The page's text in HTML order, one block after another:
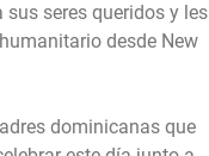
seres queridos y les
desde New
dominicanas que